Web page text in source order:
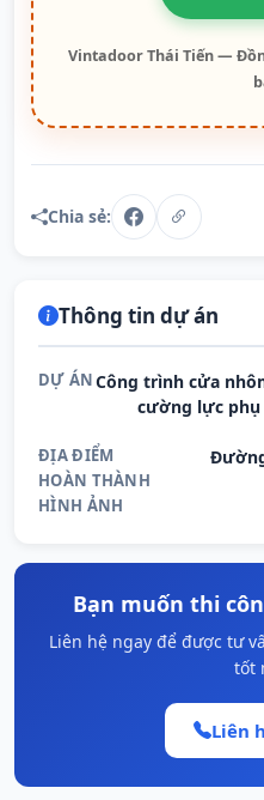
Vintadoor Thái Tiến —
Chia sẻ:
Thông tin dự án
DỰ ÁNCông trình cửa
cường lực
ĐỊA ĐIỂM
HOÀN THÀNH
HÌNH ẢNH
Bạn muốn thi
Liên hệ ngay để được tư
tốt
Liên